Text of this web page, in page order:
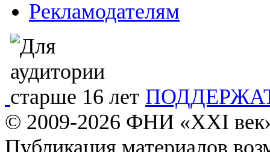
Рекламодателям
© 2009-2026 ФHИ «XXI
Публикация материалов